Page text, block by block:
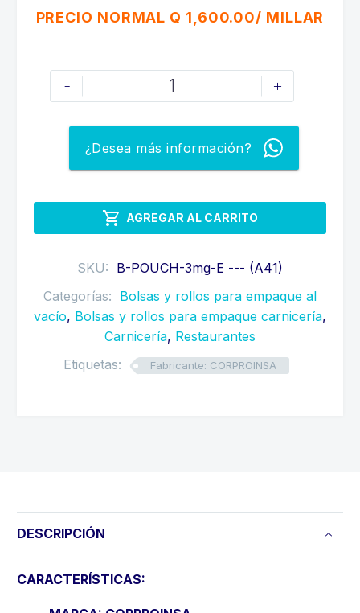
PRECIO NORMAL Q 1,600.00/ MILLAR
-
Bolsas
de
=
Empacadoras
Vacío
cantidad
+
 AGREGAR AL CARRITO
¿Desea más información?
SKU: B-POUCH-3mg-E --- (A41)
Categorías: Bolsas y rollos para empaque al
vacío, Bolsas y rollos para empaque carnicería,
Carnicería, Restaurantes
Etiquetas:
Fabricante: CORPROINSA
DESCRIPCIÓN
CARACTERÍSTICAS: